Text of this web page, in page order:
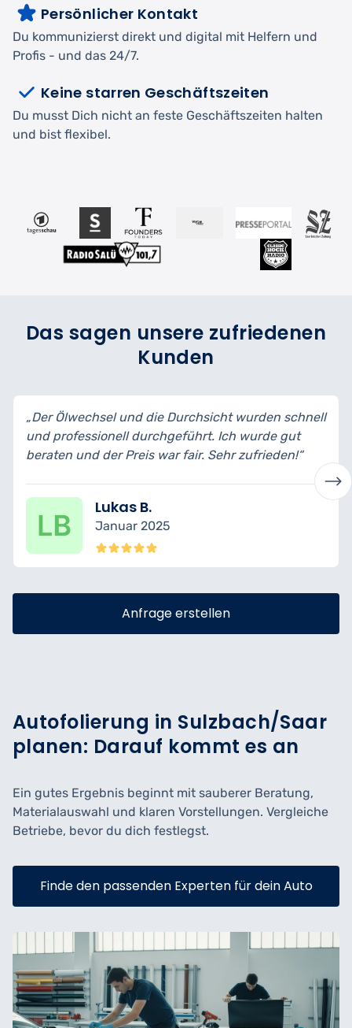
Persönlicher Kontakt
Du kommunizierst direkt und digital mit Helfern und
Profis - und das 24/7.
Keine starren Geschäftszeiten
Du musst Dich nicht an feste Geschäftszeiten halten
und bist flexibel.
Das sagen unsere zufriedenen
Kunden
„Der Ölwechsel und die Durchsicht wurden schnell
und professionell durchgeführt. Ich wurde gut
beraten und der Preis war fair. Sehr zufrieden!“
Lukas B.
Januar 2025
Anfrage erstellen
Autofolierung in Sulzbach/Saar
planen: Darauf kommt es an
Ein gutes Ergebnis beginnt mit sauberer Beratung,
Materialauswahl und klaren Vorstellungen. Vergleiche
Betriebe, bevor du dich festlegst.
Finde den passenden Experten für dein Auto